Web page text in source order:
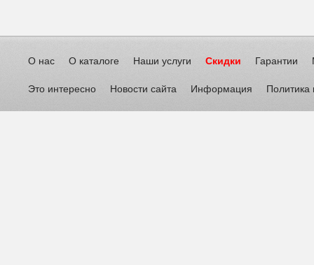
О нас О каталоге Наши услуги Скидки Гарантии
Это интересно Новости сайта Информация Политика